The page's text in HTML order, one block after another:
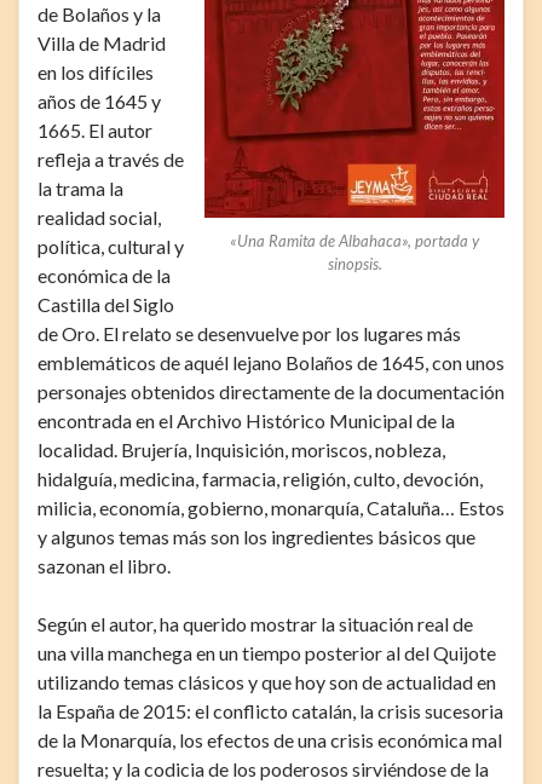
«Una Ramita de Albahaca», portada y
sinopsis.
de Bolaños y la
Villa de Madrid
en los difíciles
años de 1645 y
1665. El autor
refleja a través de
la trama la
realidad social,
política, cultural y
económica de la
Castilla del Siglo
de Oro. El relato se desenvuelve por los lugares más
emblemáticos de aquél lejano Bolaños de 1645, con unos
personajes obtenidos directamente de la documentación
encontrada en el Archivo Histórico Municipal de la
localidad. Brujería, Inquisición, moriscos, nobleza,
hidalguía, medicina, farmacia, religión, culto, devoción,
milicia, economía, gobierno, monarquía, Cataluña… Estos
y algunos temas más son los ingredientes básicos que
sazonan el libro.
Según el autor, ha querido mostrar la situación real de
una villa manchega en un tiempo posterior al del Quijote
utilizando temas clásicos y que hoy son de actualidad en
la España de 2015: el conflicto catalán, la crisis sucesoria
de la Monarquía, los efectos de una crisis económica mal
resuelta; y la codicia de los poderosos sirviéndose de la